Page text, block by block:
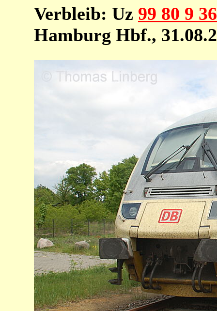
Verbleib: Uz 99 80 9
Hamburg Hbf.,